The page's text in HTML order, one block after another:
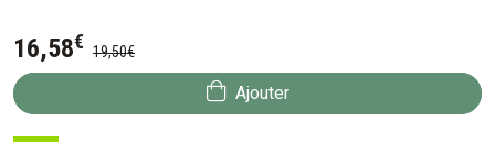
16,58€ 19,50€
Ajouter